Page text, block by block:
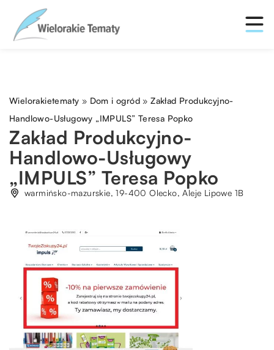
Wielorakietematy » Dom i ogród »Zakład Produkcyjno-
Handlowo-Usługowy „IMPULS” Teresa Popko
Zakład Produkcyjno-
Handlowo-Usługowy
„IMPULS” Teresa Popko
warmińsko-mazurskie, 19-400 Olecko, Aleje Lipowe 1B